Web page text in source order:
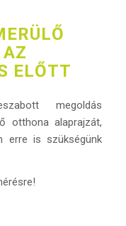
AZ
ELŐTT
megoldás
otthona alaprajzát,
erre is szükségünk